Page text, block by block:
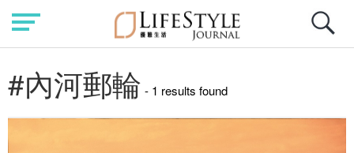
#內河郵輪 - 1 results found